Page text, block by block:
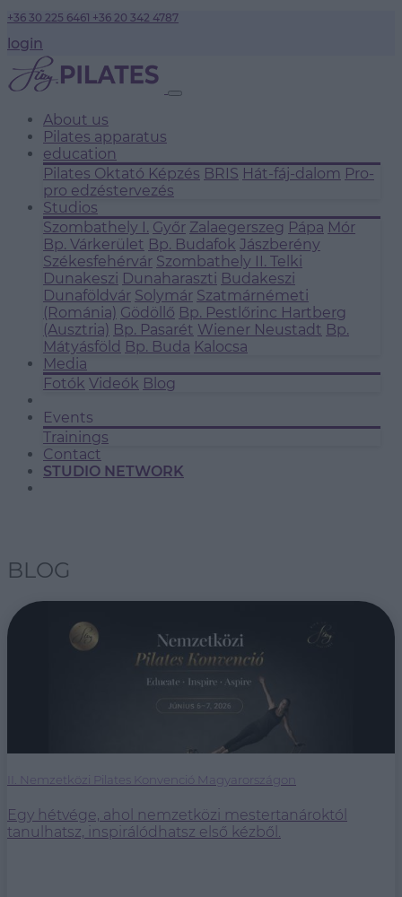
+36 30 225 6461 +36 20 342 4787
login
About us
Pilates apparatus
education
Pilates Oktató Képzés BRIS Hát-fáj-dalom Pro-
pro edzéstervezés
Studios
Szombathely I. Győr Zalaegerszeg Pápa Mór
Bp. Várkerület Bp. Budafok Jászberény
Székesfehérvár Szombathely II. Telki
Dunakeszi Dunaharaszti Budakeszi
Dunaföldvár Solymár Szatmárnémeti
(Románia) Gödöllő Bp. Pestlőrinc Hartberg
(Ausztria) Bp. Pasarét Wiener Neustadt Bp.
Mátyásföld Bp. Buda Kalocsa
Media
Fotók Videók Blog
Events
Trainings
Contact
STUDIO NETWORK
BLOG
II. Nemzetközi Pilates Konvenció Magyarországon
Egy hétvége, ahol nemzetközi mestertanároktól
tanulhatsz, inspirálódhatsz első kézből.